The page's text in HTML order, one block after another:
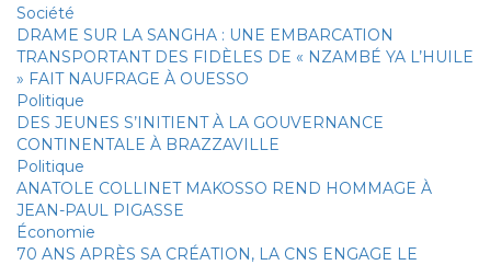
Société
DRAME SUR LA SANGHA : UNE EMBARCATION
TRANSPORTANT DES FIDÈLES DE « NZAMBÉ YA L’HUILE
» FAIT NAUFRAGE À OUESSO
Politique
DES JEUNES S’INITIENT À LA GOUVERNANCE
CONTINENTALE À BRAZZAVILLE
Politique
ANATOLE COLLINET MAKOSSO REND HOMMAGE À
JEAN-PAUL PIGASSE
Économie
70 ANS APRÈS SA CRÉATION, LA CNS ENGAGE LE